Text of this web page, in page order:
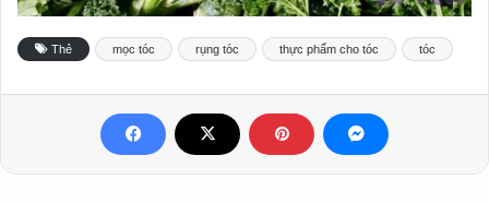
Thẻ mọc tóc rụng tóc thực phẩm cho tóc tóc